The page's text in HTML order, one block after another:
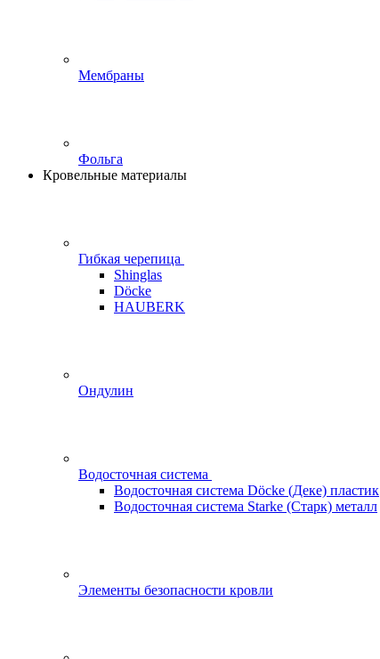
Мембраны
Фольга
Кровельные материалы
Гибкая черепица
Shinglas
Döcke
HAUBERK
Ондулин
Водосточная система
Водосточная система Döcke (Деке) пластик
Водосточная система Starke (Старк) металл
Элементы безопасности кровли